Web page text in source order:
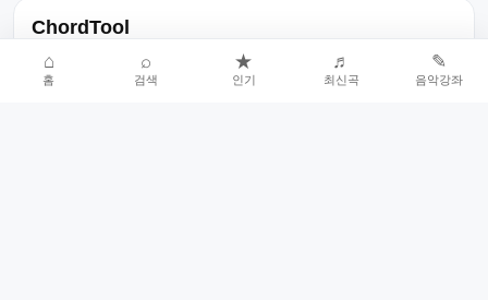
ChordTool
노래 가사, 곡 정보, 코드, 악보를 한곳에서 찾을 수 있는 음악 정보
서비스입니다.
⌂
홈
⌕
검색
★
인기
♬
최신곡
✎
음악강좌